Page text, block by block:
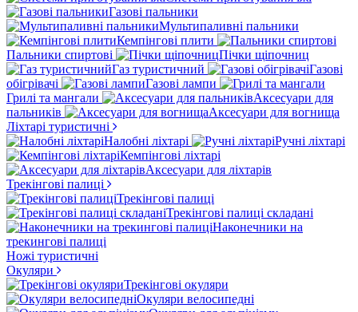
Газові пальники
Мультипаливні пальники
Кемпінгові плити
Пальники спиртові
Пічки щіпочниц
Газ туристичний
Газові
обігрівачі
Газові лампи
Грилі та мангали
Аксесуари для
пальників
Аксесуари для вогнища
Ліхтарі туристичні
Налобні ліхтарі
Ручні ліхтарі
Кемпінгові ліхтарі
Аксесуари для ліхтарів
Трекінгові палиці
Трекінгові палиці
Трекінгові палиці складані
Наконечники на
трекингові палиці
Ножі туристичні
Окуляри
Трекінгові окуляри
Окуляри велосипедні